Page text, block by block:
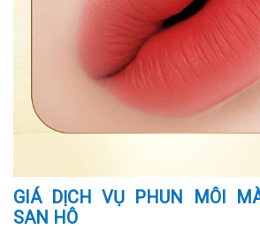
GIÁ DỊCH VỤ PHUN MÔI
SAN HÔ